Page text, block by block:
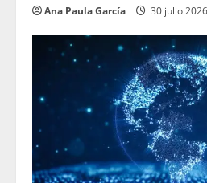
Ana Paula García 30 julio 2026